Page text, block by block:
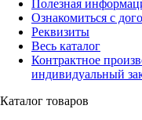
Полезная
Ознакомиться с
Реквизиты
Весь каталог
Контрактное
индивидуальный
Каталог товаров